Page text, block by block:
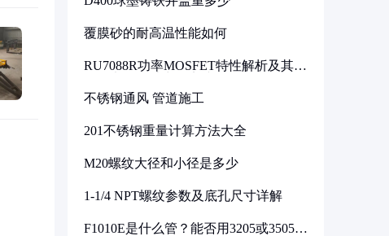
覆膜砂的耐高温性能如何
RU7088R功率MOSFET特性解析及其在
不锈钢通风 管道施工
201不锈钢重量计算方法大全
M20螺纹大径和小径是多少
1-1/4 NPT螺纹参数及底孔尺寸详解
F1010E是什么管？能否用3205或3505代